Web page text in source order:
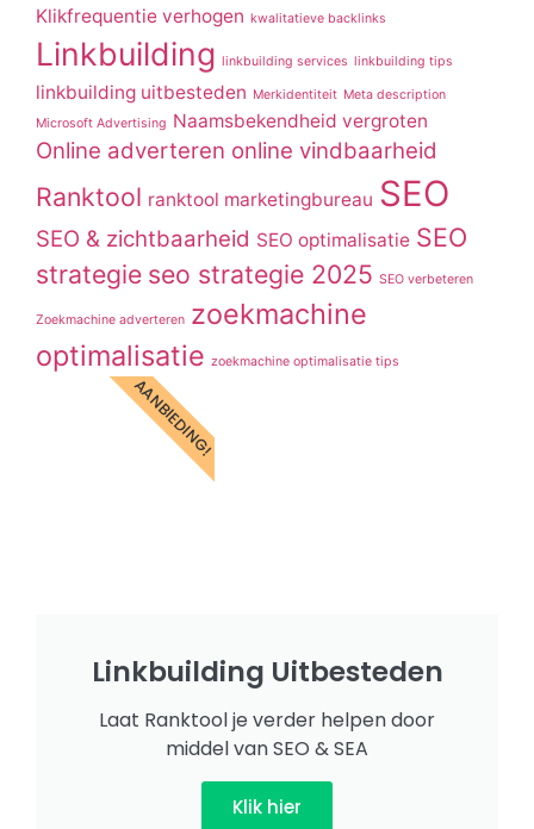
Klikfrequentie verhogen kwalitatieve backlinks
Linkbuilding linkbuilding services linkbuilding tips
linkbuilding uitbesteden Merkidentiteit Meta description
Microsoft Advertising Naamsbekendheid vergroten
Online adverteren online vindbaarheid
Ranktool ranktool marketingbureau SEO
SEO & zichtbaarheid SEO optimalisatie SEO
strategie seo strategie 2025 SEO verbeteren
Zoekmachine adverteren zoekmachine
optimalisatie zoekmachine optimalisatie tips
Linkbuilding Uitbesteden
Laat Ranktool je verder helpen door
middel van SEO & SEA
Klik hier
AANBIEDING!